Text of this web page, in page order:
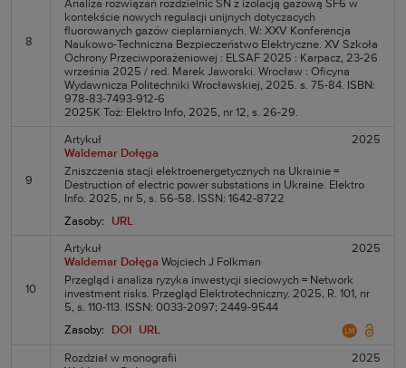
8
Analiza rozwiązań rozdzielnic SN z izolacją gazową SF6 w
kontekście nowych regulacji unijnych dotyczacych
fluorowanych gazów cieplarnianych. W: XXV Konferencja
Naukowo-Techniczna Bezpieczeństwo Elektryczne. XV Szkoła
Ochrony Przeciwporażeniowej : ELSAF 2025 : Karpacz, 23-26
września 2025 / red. Marek Jaworski. Wrocław : Oficyna
Wydawnicza Politechniki Wrocławskiej, 2025. s. 75-84. ISBN:
978-83-7493-912-6
2025K Toż: Elektro Info, 2025, nr 12, s. 26-29.
9
Artykuł
2025
Waldemar Dołęga
Zniszczenia stacji elektroenergetycznych na Ukrainie =
Destruction of electric power substations in Ukraine. Elektro
Info. 2025, nr 5, s. 56-58. ISSN: 1642-8722
Zasoby:
URL
10
Artykuł
2025
Waldemar Dołęga Wojciech J Folkman
Przegląd i analiza ryzyka inwestycji sieciowych = Network
investment risks. Przegląd Elektrotechniczny. 2025, R. 101, nr
5, s. 110-113. ISSN: 0033-2097; 2449-9544
Zasoby:
DOI URL
Rozdział w monografii
2025